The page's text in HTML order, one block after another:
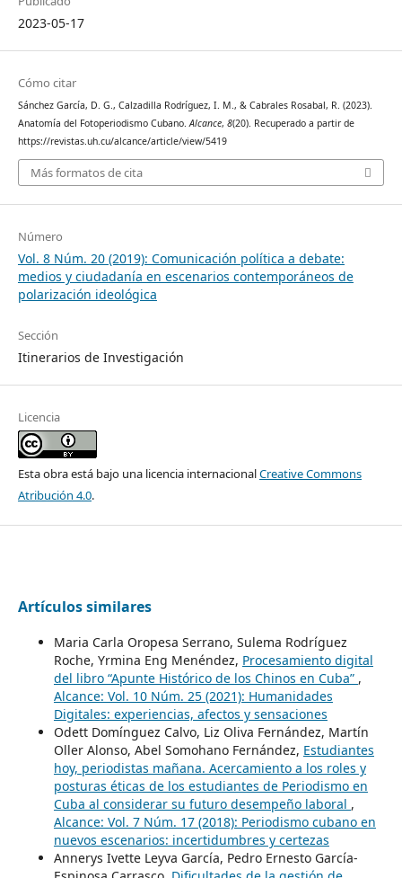
2023-05-17
Cómo citar
Sánchez García, D. G., Calzadilla Rodríguez, I. M., & Cabrales Rosabal, R. (2023).
Anatomía del Fotoperiodismo Cubano.Alcance, 8(20). Recuperado a partir de
https://revistas.uh.cu/alcance/article/view/5419
Más formatos de cita
Número
Vol. 8 Núm. 20 (2019): Comunicación política a debate:
medios y ciudadanía en escenarios contemporáneos de
polarización ideológica
Sección
Itinerarios de Investigación
Licencia
Esta obra está bajo una licencia internacionalCreative Commons
Atribución 4.0.
Artículos similares
Maria Carla Oropesa Serrano, Sulema Rodríguez
Roche, Yrmina Eng Menéndez, Procesamiento digital
del libro “Apunte Histórico de los Chinos en Cuba” ,
Alcance: Vol. 10 Núm. 25 (2021): Humanidades
Digitales: experiencias, afectos y sensaciones
Odett Domínguez Calvo, Liz Oliva Fernández, Martín
Oller Alonso, Abel Somohano Fernández, Estudiantes
hoy, periodistas mañana. Acercamiento a los roles y
posturas éticas de los estudiantes de Periodismo en
Cuba al considerar su futuro desempeño laboral ,
Alcance: Vol. 7 Núm. 17 (2018): Periodismo cubano en
nuevos escenarios: incertidumbres y certezas
Annerys Ivette Leyva García, Pedro Ernesto García-